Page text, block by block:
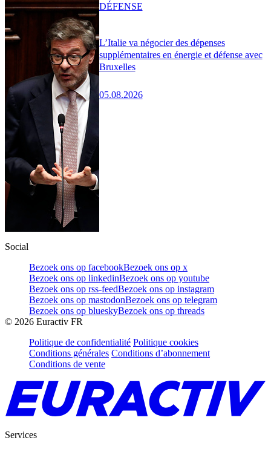
L’Italie va négocier des dépenses
supplémentaires en énergie et défense avec
Bruxelles
05.08.2026
DÉFENSE
Social
Bezoek ons op facebookBezoek ons op x
Bezoek ons op linkedinBezoek ons op youtube
Bezoek ons op rss-feedBezoek ons op instagram
Bezoek ons op mastodonBezoek ons op telegram
Bezoek ons op blueskyBezoek ons op threads
© 2026 Euractiv FR
Politique de confidentialité Politique cookies
Conditions générales Conditions d’abonnement
Conditions de vente
Services